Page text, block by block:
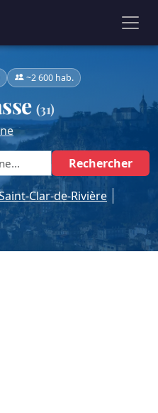
~2 600 hab.
(31)
Rechercher
Clar-de-Rivière